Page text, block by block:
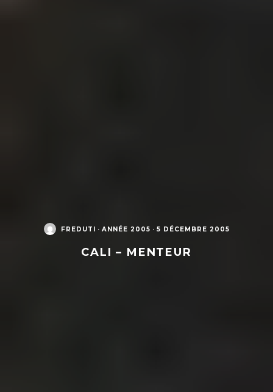
FREDUTI · ANNÉE 2005 · 5 DÉCEMBRE 2005
CALI – MENTEUR